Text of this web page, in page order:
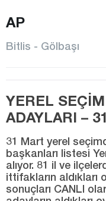
KAVAKBAŞI
MUTKİ
OVAKIŞLA
TATVAN
YOLALAN
Bolu
Burdur
AP
Bitlis - Gölbaşı
YEREL
ADAYLARI –
31 Mart yerel
başkanları listesi
alıyor. 81 il ve
ittifakların aldıkları
sonuçları CANLI